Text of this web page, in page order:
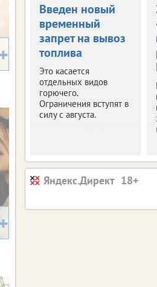
Введен новый
временный
запрет на вывоз
топлива
Это касается
отдельных видов
горючего.
Ограничения вступят в
силу с августа.
Яндекс.Директ